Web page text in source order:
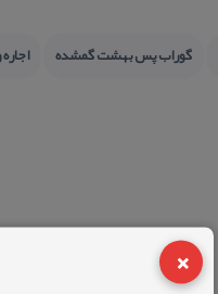
×
گوراب پس بهشت گمشده